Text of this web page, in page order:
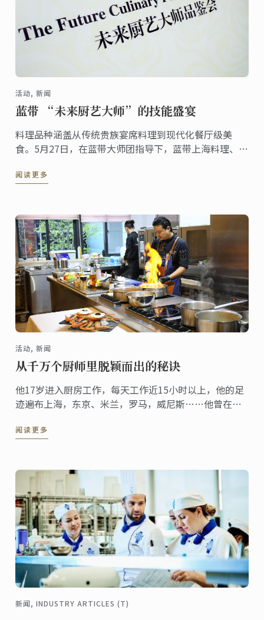
活动, 新闻
蓝带 “未来厨艺大师”的技能盛宴
料理品种涵盖从传统贵族宴席料理到现代化餐厅级美
食。5月27日，在蓝带大师团指导下，蓝带上海料理、甜
中华区总经理Sara Shang女士、法国国际美食协会成员
阅读更多
活动, 新闻
从千万个厨师里脱颖而出的秘诀
他17岁进入厨房工作，每天工作近15小时以上，他的足
迹遍布上海，东京、米兰，罗马，威尼斯……他曾在多
不断向诸多业界名厨拜师学艺，之后回到上海开设自己
阅读更多
新闻, INDUSTRY ARTICLES (T)